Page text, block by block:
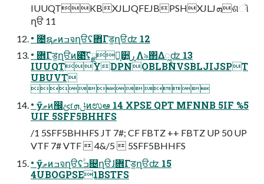
IUUQTKBXJLJQFEJBPSHXJLJܗଶૉ
ղੳ 11
• ೔ຊޠͷߏจղੳʢ܎Γड͚ղੳʣ 12
• ܎Γड͚ղੳͷ೉͠͞ʢྫ಄͕੺͍ڕΛ৯΂Δೣʣ 13
IUUQTYDPNOBLBNVSBLJIJSPT
UBUVT

• ӳޠͷ඼ࢺɾݪܗͷಉఆ 14 XPSE QPT MFNNB 5IF %5
UIF 5SFF5BHHFS
/1 5SFF5BHHFS JT 7#; CF FBTZ ++ FBTZ UP 50 UP
VTF 7# VTF  4&/5  5SFF5BHHFS
• ӳޠͷߏจղੳʢ۟ߏ଄ղੳɺ܎Γड͚ղੳʣ 15
4UBOGPSE1BSTFS